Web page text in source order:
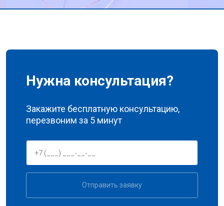
Нужна консультация?
Закажите бесплатную консультацию,
перезвоним за 5 минут
Отправить заявку